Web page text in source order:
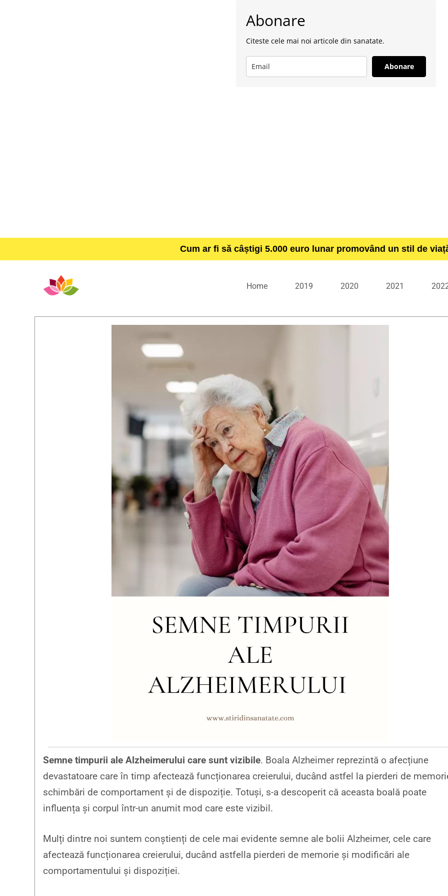
Abonare
Citeste cele mai noi articole din sanatate.
Abonare
Cum ar fi să câștigi 5.000 euro lunar promovând un stil de
Home 2019 2020 2021
Semne timpurii ale Alzheimerului care sunt vizibile. Boala Alzheimer reprezintă o afecțiune
devastatoare care în timp afectează funcționarea creierului, ducând astfel la pierderi de
schimbări de comportament și de dispoziție. Totuși, s-a descoperit că aceasta boală poate
influența și corpul într-un anumit mod care este vizibil.
Mulți dintre noi suntem conștienți de cele mai evidente semne ale bolii Alzheimer, cele care
afectează funcționarea creierului, ducând astfella pierderi de memorie și modificări ale
comportamentului și dispoziției.